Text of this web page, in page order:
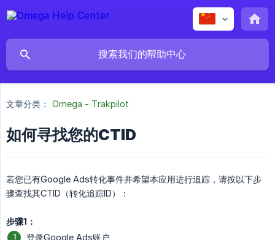
文章分类： Omega - Trakpilot
如何寻找您的CTID
若您已有Google Ads转化事件并希望本应用进行追踪，请按以下步
骤查找其CTID（转化追踪ID）：
步骤1：
登录Google Ads账户